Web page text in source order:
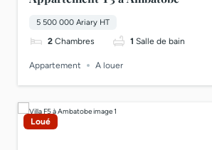
5 500 000 Ariary HT
2 Chambres 1 Salle de bain
Appartement A louer
Loué